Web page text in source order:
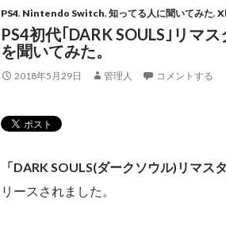
PS4, Nintendo Switch, 知ってる人に聞いてみた,
PS4初代｢DARK SOULS｣リマ
を聞いてみた。
2018年5月29日 管理人 コメントする
「DARK SOULS(ダークソウル)リマス
リースされました。